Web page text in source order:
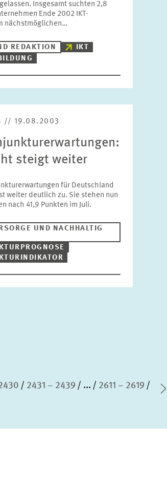
Insgesamt suchten 2,8
Ende 2002 IKT-
nächstmöglichen…
REDAKTION
IKT
// 19.08.2003
steigt weiter
für Deutschland
weiter deutlich zu. Sie stehen nun
nach 41,9 Punkten im Juli.
UND NACHHALTIG
2431 – 2439 ... 2611 – 2619